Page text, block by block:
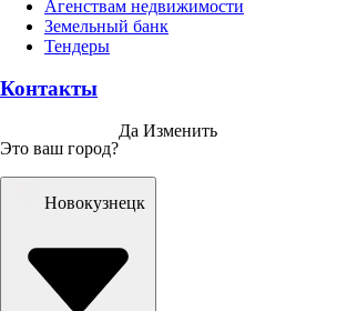
Агенствам недвижимости
Земельный банк
Тендеры
Контакты
Это ваш город?
Да Изменить
Новокузнецк